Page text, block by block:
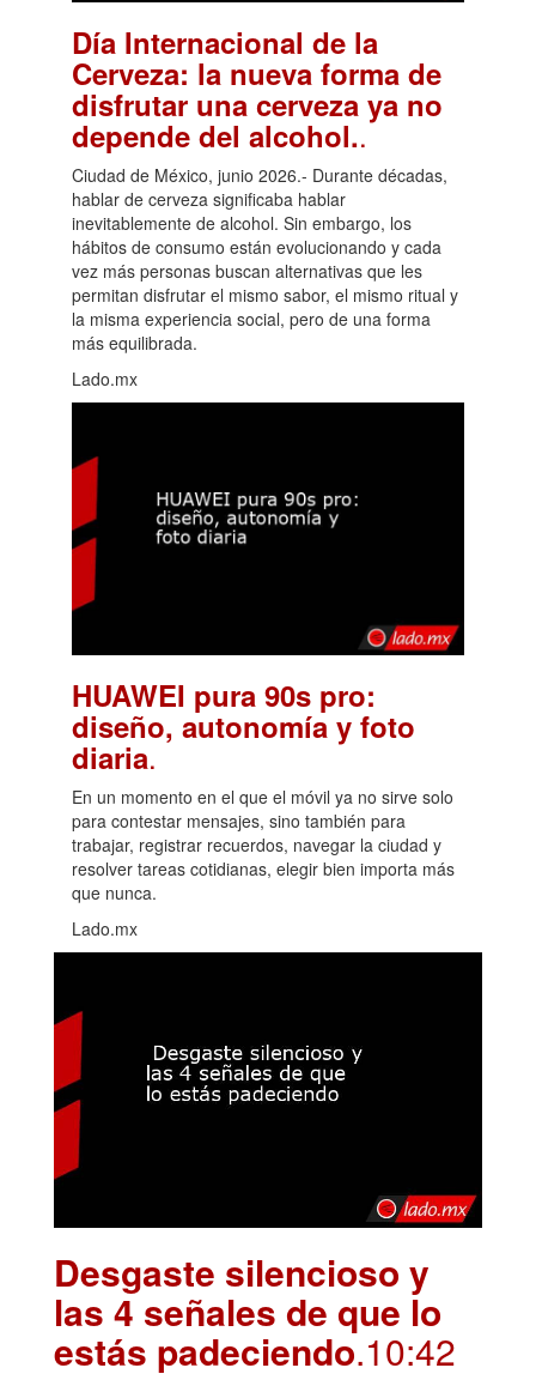
Día Internacional de la
Cerveza: la nueva forma de
disfrutar una cerveza ya no
depende del alcohol..
Ciudad de México, junio 2026.- Durante décadas,
hablar de cerveza significaba hablar
inevitablemente de alcohol. Sin embargo, los
hábitos de consumo están evolucionando y cada
vez más personas buscan alternativas que les
permitan disfrutar el mismo sabor, el mismo ritual y
la misma experiencia social, pero de una forma
más equilibrada.
Lado.mx
HUAWEI pura 90s pro:
diseño, autonomía y foto
diaria.
En un momento en el que el móvil ya no sirve solo
para contestar mensajes, sino también para
trabajar, registrar recuerdos, navegar la ciudad y
resolver tareas cotidianas, elegir bien importa más
que nunca.
Lado.mx
Desgaste silencioso y
las 4 señales de que lo
estás padeciendo.10:42